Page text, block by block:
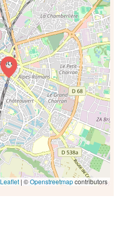
Leaflet| ©Openstreetmapcontributors